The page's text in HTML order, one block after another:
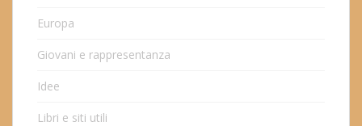
Europa
Giovani e rappresentanza
Idee
Libri e siti utili